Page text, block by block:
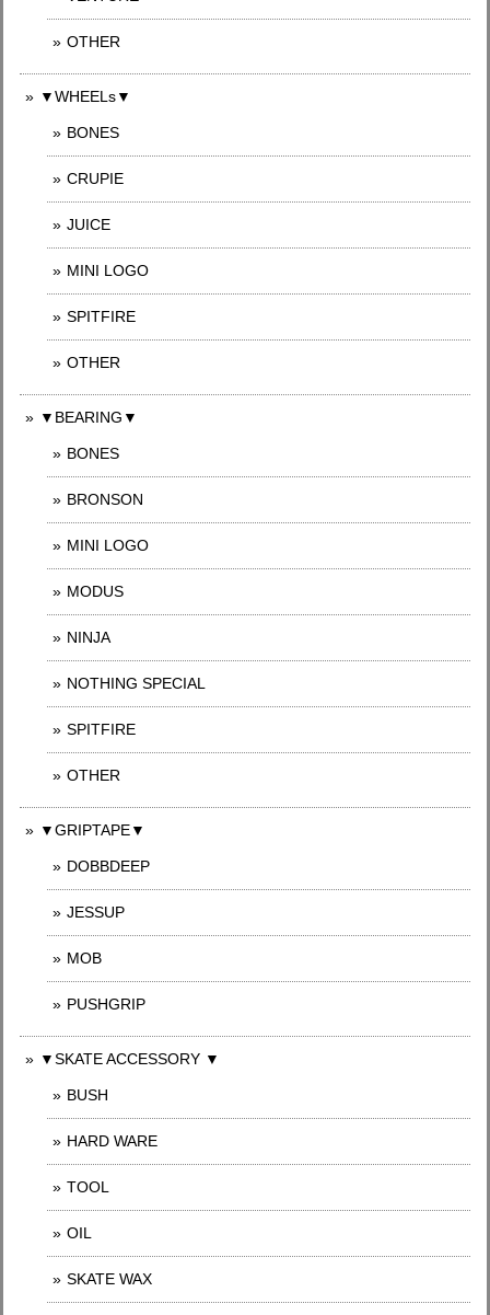
OTHER
▼WHEELs▼
BONES
CRUPIE
JUICE
MINI LOGO
SPITFIRE
OTHER
▼BEARING▼
BONES
BRONSON
MINI LOGO
MODUS
NINJA
NOTHING SPECIAL
SPITFIRE
OTHER
▼GRIPTAPE▼
DOBBDEEP
JESSUP
MOB
PUSHGRIP
▼SKATE ACCESSORY ▼
BUSH
HARD WARE
TOOL
OIL
SKATE WAX